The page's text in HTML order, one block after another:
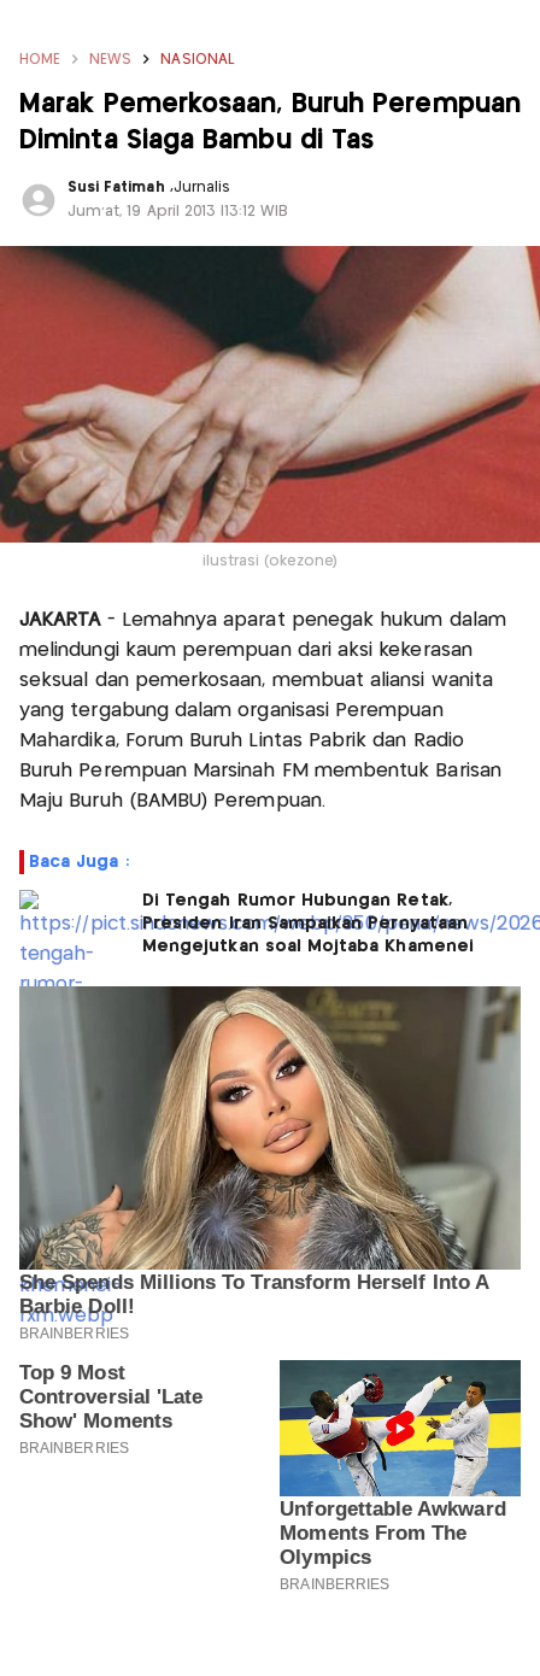
HOME NEWS NASIONAL
Marak Pemerkosaan, Buruh Perempuan
Diminta Siaga Bambu di Tas
Susi Fatimah ,Jurnalis
Jum'at, 19 April 2013 |13:12 WIB
ilustrasi (okezone)
JAKARTA - Lemahnya aparat penegak hukum dalam
melindungi kaum perempuan dari aksi kekerasan
seksual dan pemerkosaan, membuat aliansi wanita
yang tergabung dalam organisasi Perempuan
Mahardika, Forum Buruh Lintas Pabrik dan Radio
Buruh Perempuan Marsinah FM membentuk Barisan
Maju Buruh (BAMBU) Perempuan.
Baca Juga :
Di Tengah Rumor Hubungan Retak,
Presiden Iran Sampaikan Pernyataan
Mengejutkan soal Mojtaba Khamenei